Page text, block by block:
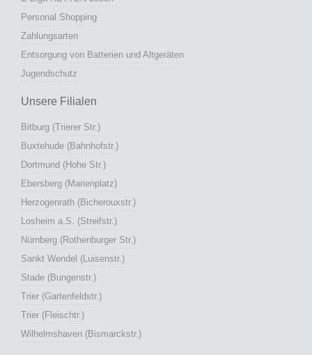
Personal Shopping
Zahlungsarten
Entsorgung von Batterien und Altgeräten
Jugendschutz
Unsere Filialen
Bitburg (Trierer Str.)
Buxtehude (Bahnhofstr.)
Dortmund (Hohe Str.)
Ebersberg (Marienplatz)
Herzogenrath (Bicherouxstr.)
Losheim a.S. (Streifstr.)
Nürnberg (Rothenburger Str.)
Sankt Wendel (Luisenstr.)
Stade (Bungenstr.)
Trier (Gartenfeldstr.)
Trier (Fleischtr.)
Wilhelmshaven (Bismarckstr.)